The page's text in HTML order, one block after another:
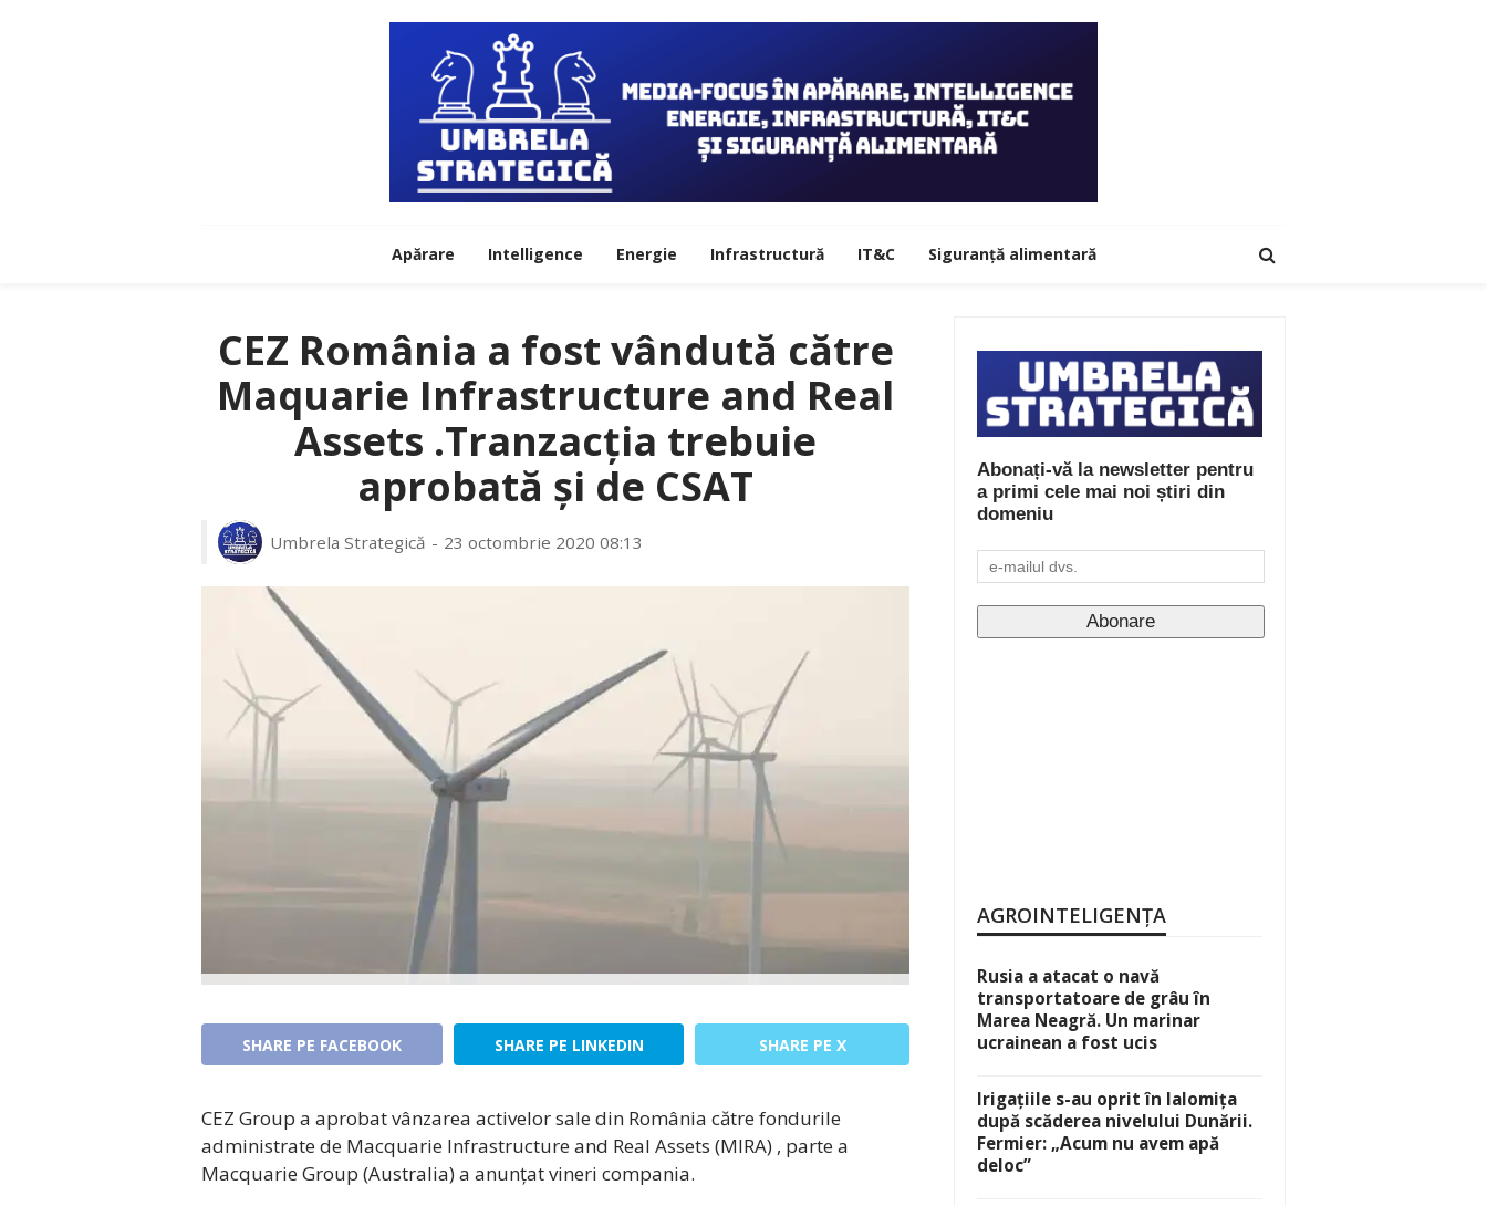
Apărare Intelligence Energie Infrastructură IT&C Siguranță alimentară
CEZ România a fost vândută către
Maquarie Infrastructure and Real
Assets .Tranzacția trebuie
aprobată și de CSAT
Umbrela Strategică 23 octombrie 2020 08:13
SHARE PE FACEBOOK SHARE PE LINKEDIN SHARE PE X
CEZ Group a aprobat vânzarea activelor sale din România către fondurile
administrate de Macquarie Infrastructure and Real Assets (MIRA) , parte a
Macquarie Group (Australia) a anunțat vineri compania.
Abonați-vă la newsletter pentru
a primi cele mai noi știri din
domeniu
AGROINTELIGENȚA
Rusia a atacat o navă
transportatoare de grâu în
Marea Neagră. Un marinar
ucrainean a fost ucis
Irigațiile s-au oprit în Ialomița
după scăderea nivelului Dunării.
Fermier: „Acum nu avem apă
deloc”